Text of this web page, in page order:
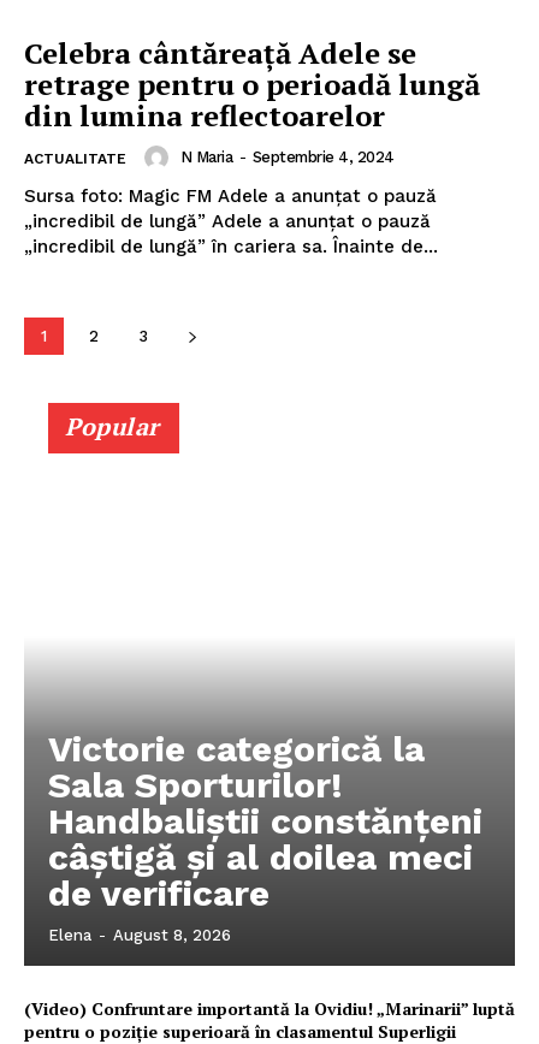
Celebra cântăreaţă Adele se
retrage pentru o perioadă lungă
din lumina reflectoarelor
ACTUALITATE N Maria - Septembrie 4, 2024
Sursa foto: Magic FM Adele a anunțat o pauză
„incredibil de lungă” Adele a anunțat o pauză
„incredibil de lungă” în cariera sa. Înainte de...
1 2 3
Popular
Victorie categorică la
Sala Sporturilor!
Handbaliștii constănțeni
câștigă și al doilea meci
de verificare
Elena - August 8, 2026
(Video) Confruntare importantă la Ovidiu! „Marinarii” luptă
pentru o poziție superioară în clasamentul Superligii